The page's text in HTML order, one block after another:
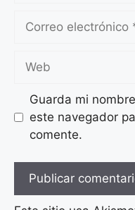
Correo
Web
Guarda mi
este navegador
comente.